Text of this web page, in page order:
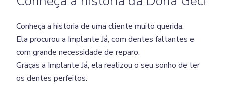
Conheça a historia de uma cliente muito querida.
Ela procurou a Implante Já, com dentes faltantes e
com grande necessidade de reparo.
Graças a Implante Já, ela realizou o seu sonho de ter
os dentes perfeitos.